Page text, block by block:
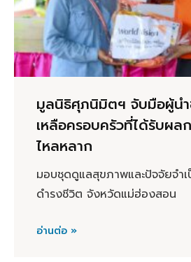
มูลนิธิศุภนิมิตฯ จับมือผู้น
เหลือครอบครัวที่ได้รับผล
ไหลหลาก
มอบชุดดูแลสุขภาพและปัจจัยจำ
ดำรงชีวิต จังหวัดแม่ฮ่องสอน
อ่านต่อ »